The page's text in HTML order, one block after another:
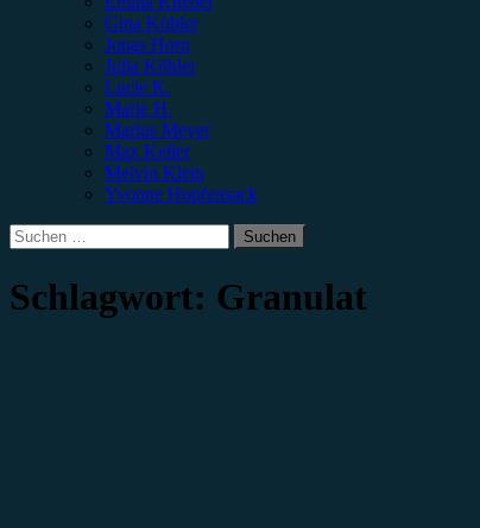
Gina Köhler
Jonas Horn
Julia Köhler
Lucie K.
Marie H.
Marius Meyer
Max Keller
Melvin Klein
Yvonne Hopfensack
Suchen
nach:
Schlagwort: Granulat